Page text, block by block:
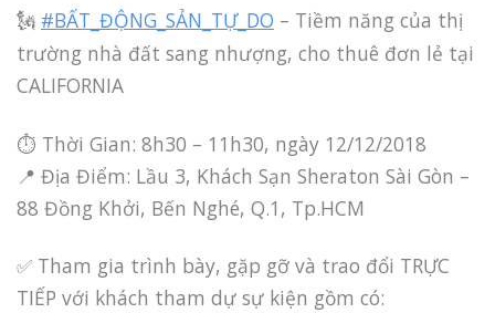
🗽 #BẤT_ĐỘNG_SẢN_TỰ_DO – Tiềm năng của thị
trường nhà đất sang nhượng, cho thuê đơn lẻ tại
CALIFORNIA
⏱ Thời Gian: 8h30 – 11h30, ngày 12/12/2018
📍 Địa Điểm: Lầu 3, Khách Sạn Sheraton Sài Gòn –
88 Đồng Khởi, Bến Nghé, Q.1, Tp.HCM
✅ Tham gia trình bày, gặp gỡ và trao đổi TRỰC
TIẾP với khách tham dự sự kiện gồm có: